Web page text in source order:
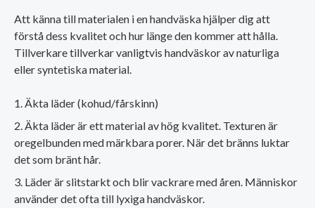
Att känna till materialen i en handväska hjälper dig att
förstå dess kvalitet och hur länge den kommer att hålla.
Tillverkare tillverkar vanligtvis handväskor av naturliga
eller syntetiska material.
Äkta läder (kohud/fårskinn)
Äkta läder är ett material av hög kvalitet. Texturen är
oregelbunden med märkbara porer. När det bränns luktar
det som bränt hår.
Läder är slitstarkt och blir vackrare med åren. Människor
använder det ofta till lyxiga handväskor.